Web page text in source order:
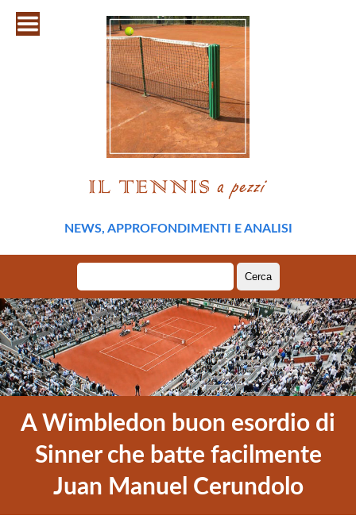
NEWS, APPROFONDIMENTI E ANALISI
per:
A Wimbledon buon esordio di
Sinner che batte facilmente
Juan Manuel Cerundolo